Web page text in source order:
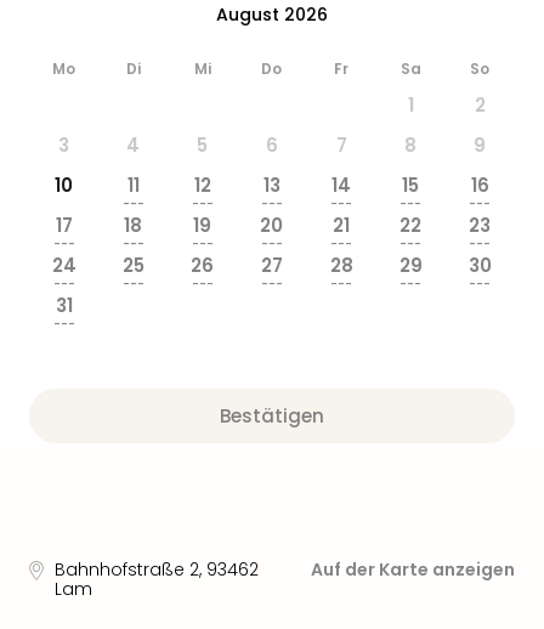
August 2026
Mo Di Mi Do Fr Sa So
1
2
3
4 5 6 7 8
9
10
11
---
12
---
13
---
14
---
15
---
16
---
17
---
18
---
19
---
20
---
21
---
22
---
23
---
24
---
25
---
26
---
27
---
28
---
29
---
30
---
31
---
Bestätigen
Bahnhofstraße 2, 93462
Lam
Auf der Karte anzeigen